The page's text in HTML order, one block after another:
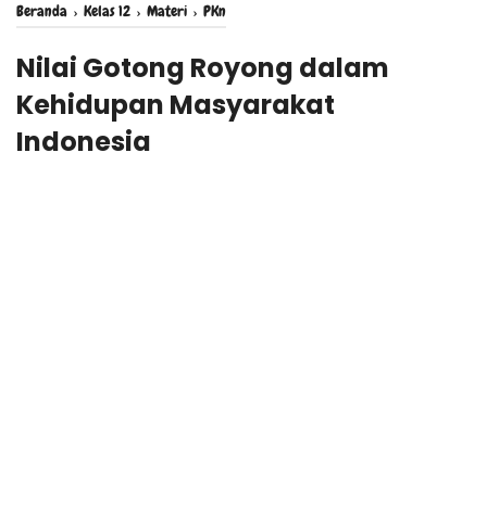
Beranda › Kelas 12 › Materi › PKn
Nilai Gotong Royong dalam
Kehidupan Masyarakat
Indonesia